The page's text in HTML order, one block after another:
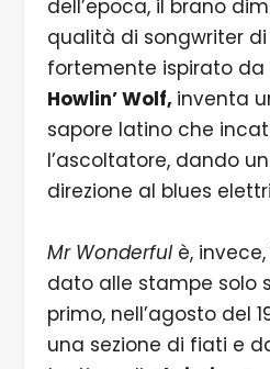
dell’epoca, il brano
qualità di songwriter di
fortemente ispirato da
Howlin’ Wolf, inventa
sapore latino che
l’ascoltatore, dando
direzione al blues
Mr Wonderfulè, invece,
dato alle stampe solo
primo, nell’agosto del
una sezione di fiati e